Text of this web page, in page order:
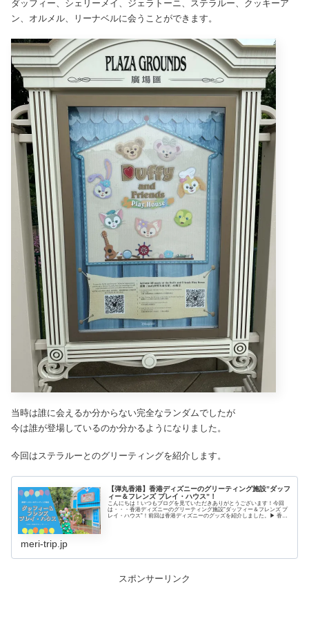
ダッフィー、シェリーメイ、ジェラトーニ、ステラルー、クッキーア
ン、オルメル、リーナベルに会うことができます。
当時は誰に会えるか分からない完全なランダムでしたが
今は誰が登場しているのか分かるようになりました。
今回はステラルーとのグリーティングを紹介します。
【弾丸香港】香港ディズニーのグリーティング施設”ダッフ
ィー＆フレンズ プレイ・ハウス”！
こんにちは！いつもブログを見ていただきありがとうございます！今回
は・・・香港ディズニーのグリーティング施設”ダッフィー＆フレンズ プ
レイ・ハウス”！前回は香港ディズニーのグッズを紹介しました。▶ 香港
meri-trip.jp
スポンサーリンク